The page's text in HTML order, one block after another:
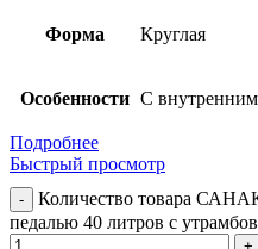
Форма Круглая
Особенности С
Подробнее
Быстрый просмотр
Количество товара
педалью 40 литров с